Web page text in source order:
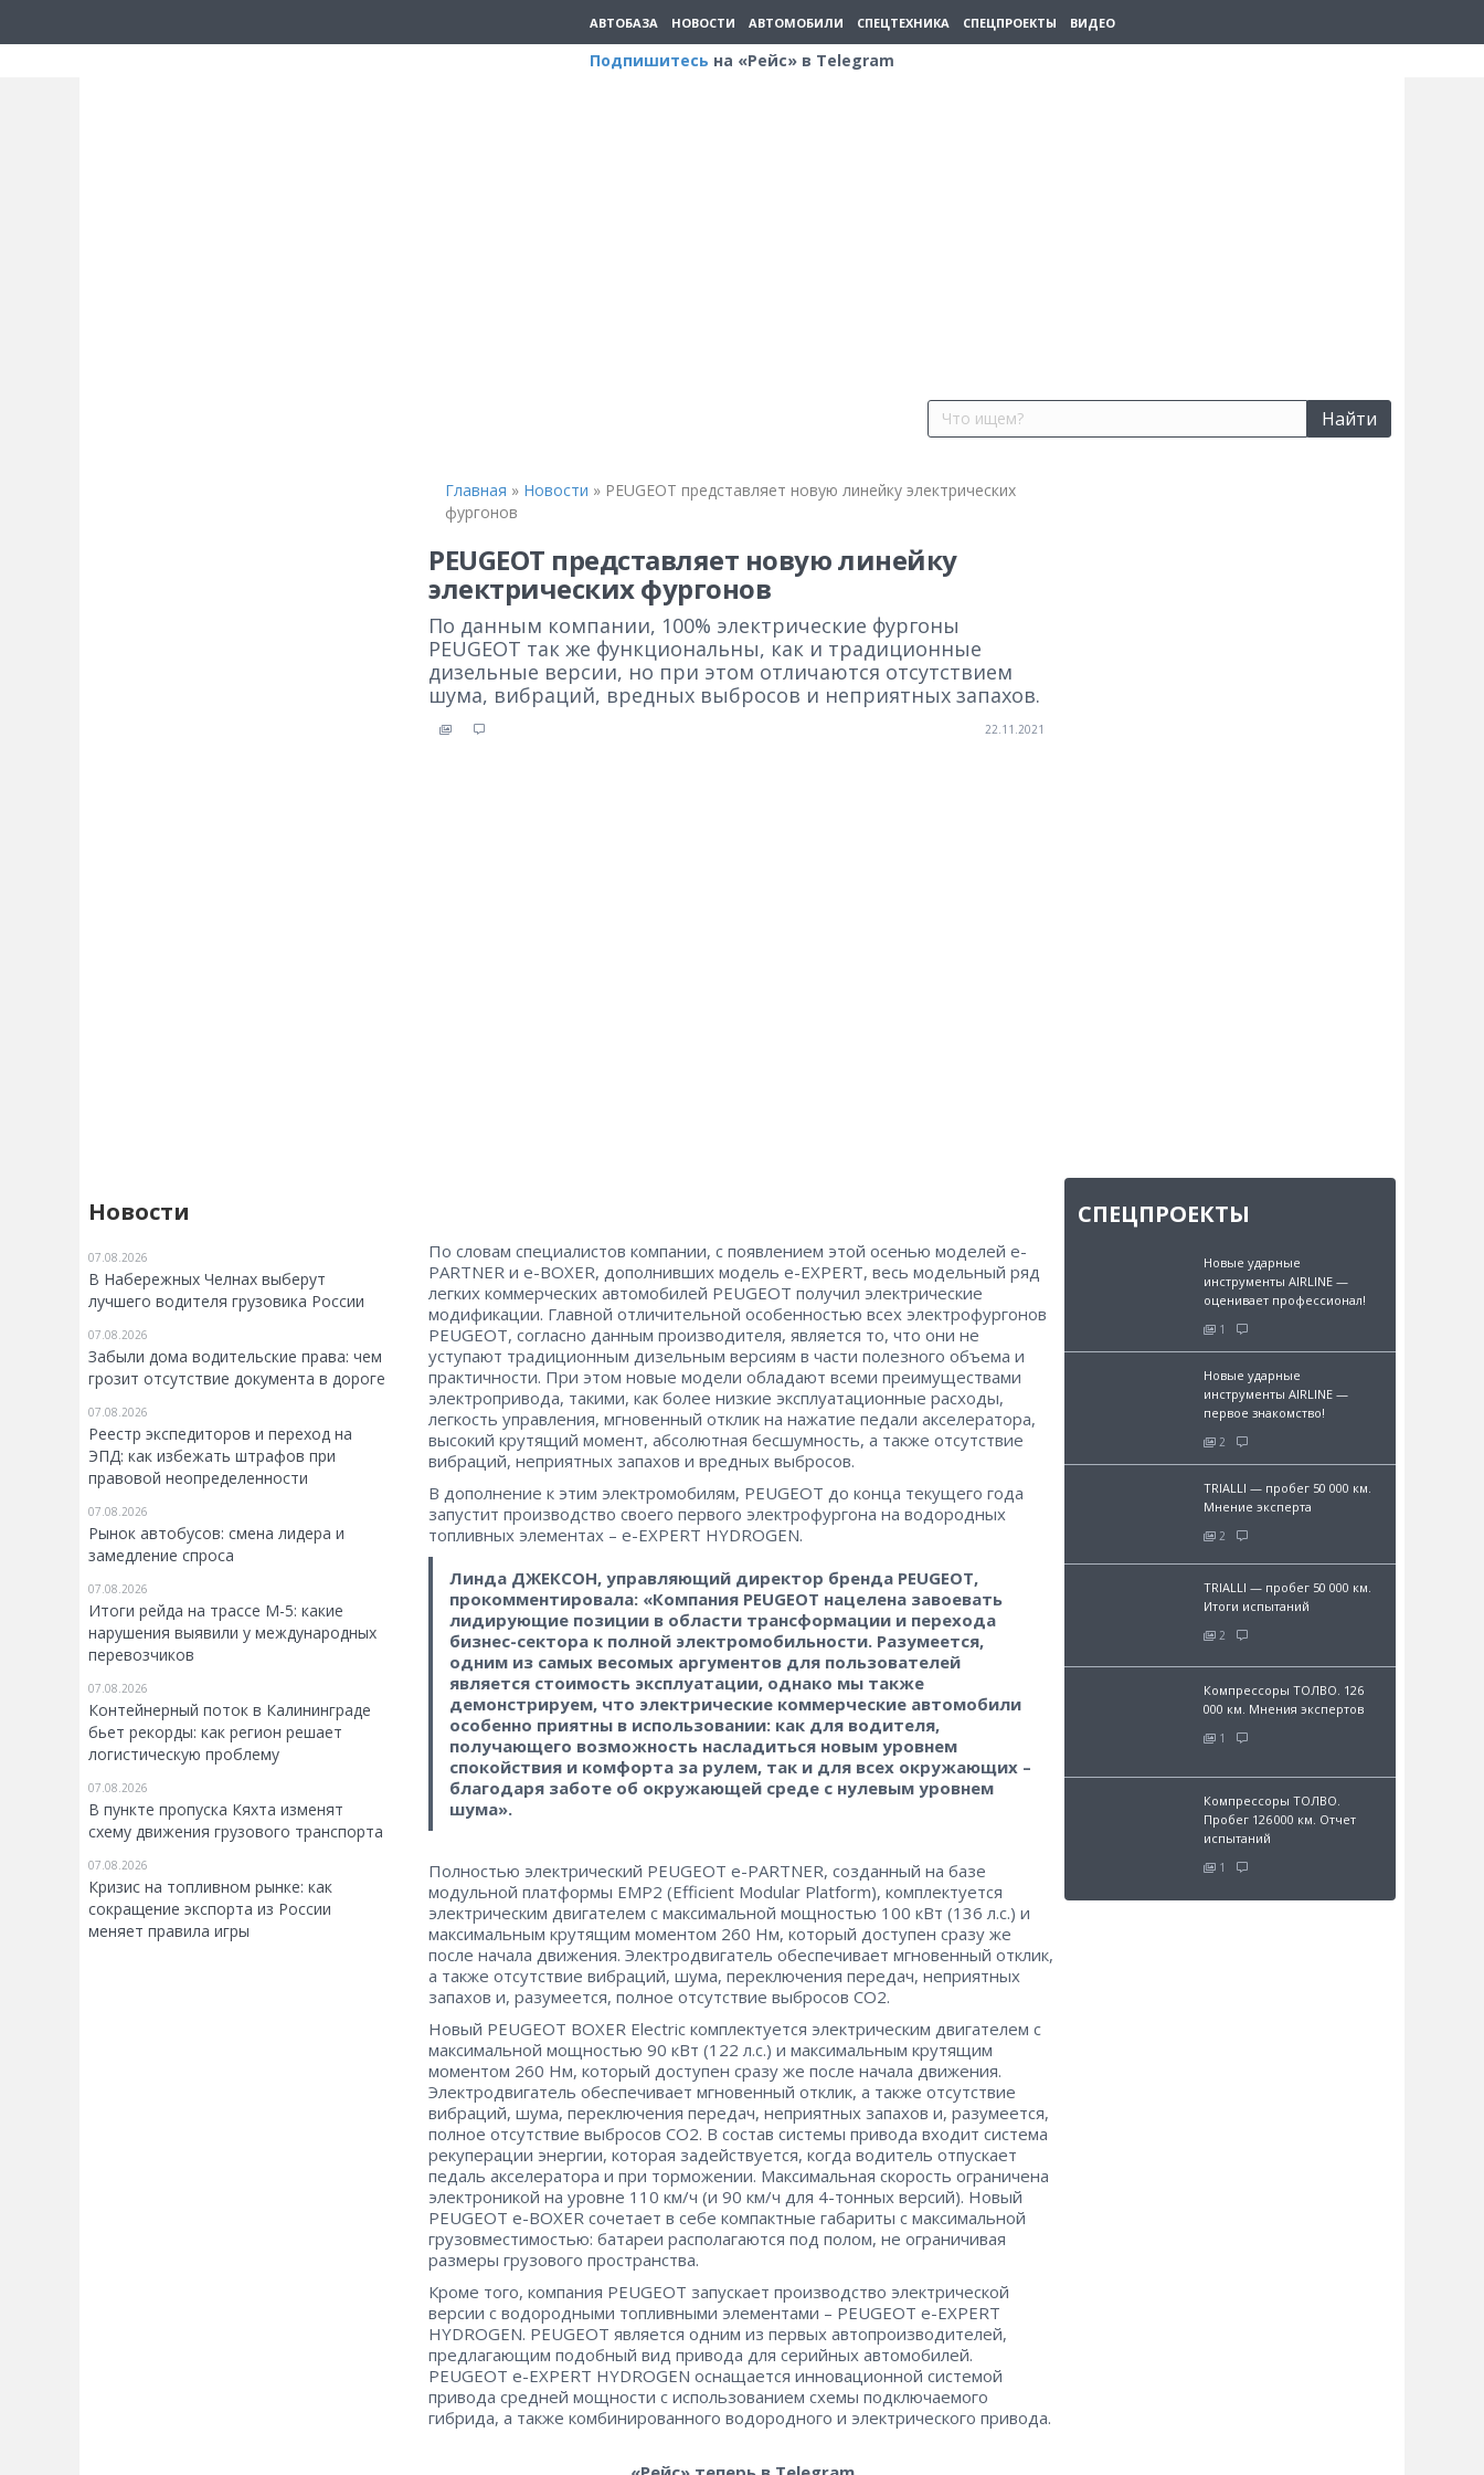
АВТОБАЗА НОВОСТИ АВТОМОБИЛИ СПЕЦТЕХНИКА СПЕЦПРОЕКТЫ ВИДЕО
Подпишитесь на «Рейс» в Telegram
Найти
Новости
07.08.2026
В Набережных Челнах выберут
лучшего водителя грузовика России
07.08.2026
Забыли дома водительские права: чем
грозит отсутствие документа в дороге
07.08.2026
Реестр экспедиторов и переход на
ЭПД: как избежать штрафов при
правовой неопределенности
07.08.2026
Рынок автобусов: смена лидера и
замедление спроса
07.08.2026
Итоги рейда на трассе М-5: какие
нарушения выявили у международных
перевозчиков
07.08.2026
Контейнерный поток в Калининграде
бьет рекорды: как регион решает
логистическую проблему
07.08.2026
В пункте пропуска Кяхта изменят
схему движения грузового транспорта
07.08.2026
Кризис на топливном рынке: как
сокращение экспорта из России
меняет правила игры
Главная » Новости » PEUGEOT представляет новую линейку электрических
фургонов
PEUGEOT представляет новую линейку
электрических фургонов
По данным компании, 100% электрические фургоны
PEUGEOT так же функциональны, как и традиционные
дизельные версии, но при этом отличаются отсутствием
шума, вибраций, вредных выбросов и неприятных запахов.
22.11.2021
По словам специалистов компании, с появлением этой осенью моделей e-
PARTNER и e-BOXER, дополнивших модель e-EXPERT, весь модельный ряд
легких коммерческих автомобилей PEUGEOT получил электрические
модификации. Главной отличительной особенностью всех электрофургонов
PEUGEOT, согласно данным производителя, является то, что они не
уступают традиционным дизельным версиям в части полезного объема и
практичности. При этом новые модели обладают всеми преимуществами
электропривода, такими, как более низкие эксплуатационные расходы,
легкость управления, мгновенный отклик на нажатие педали акселератора,
высокий крутящий момент, абсолютная бесшумность, а также отсутствие
вибраций, неприятных запахов и вредных выбросов.
В дополнение к этим электромобилям, PEUGEOT до конца текущего года
запустит производство своего первого электрофургона на водородных
топливных элементах – e-EXPERT HYDROGEN.
Линда ДЖЕКСОН, управляющий директор бренда PEUGEOT,
прокомментировала: «Компания PEUGEOT нацелена завоевать
лидирующие позиции в области трансформации и перехода
бизнес-сектора к полной электромобильности. Разумеется,
одним из самых весомых аргументов для пользователей
является стоимость эксплуатации, однако мы также
демонстрируем, что электрические коммерческие автомобили
особенно приятны в использовании: как для водителя,
получающего возможность насладиться новым уровнем
спокойствия и комфорта за рулем, так и для всех окружающих –
благодаря заботе об окружающей среде с нулевым уровнем
шума».
Полностью электрический PEUGEOT e-PARTNER, созданный на базе
модульной платформы EMP2 (Efficient Modular Platform), комплектуется
электрическим двигателем с максимальной мощностью 100 кВт (136 л.с.) и
максимальным крутящим моментом 260 Нм, который доступен сразу же
после начала движения. Электродвигатель обеспечивает мгновенный отклик,
а также отсутствие вибраций, шума, переключения передач, неприятных
запахов и, разумеется, полное отсутствие выбросов CO2.
Новый PEUGEOT BOXER Electric комплектуется электрическим двигателем с
максимальной мощностью 90 кВт (122 л.с.) и максимальным крутящим
моментом 260 Нм, который доступен сразу же после начала движения.
Электродвигатель обеспечивает мгновенный отклик, а также отсутствие
вибраций, шума, переключения передач, неприятных запахов и, разумеется,
полное отсутствие выбросов CO2. В состав системы привода входит система
рекуперации энергии, которая задействуется, когда водитель отпускает
педаль акселератора и при торможении. Максимальная скорость ограничена
электроникой на уровне 110 км/ч (и 90 км/ч для 4-тонных версий). Новый
PEUGEOT e-BOXER сочетает в себе компактные габариты с максимальной
грузовместимостью: батареи располагаются под полом, не ограничивая
размеры грузового пространства.
Кроме того, компания PEUGEOT запускает производство электрической
версии с водородными топливными элементами – PEUGEOT e-EXPERT
HYDROGEN. PEUGEOT является одним из первых автопроизводителей,
предлагающим подобный вид привода для серийных автомобилей.
PEUGEOT e-EXPERT HYDROGEN оснащается инновационной системой
привода средней мощности с использованием схемы подключаемого
гибрида, а также комбинированного водородного и электрического привода.
СПЕЦПРОЕКТЫ
Новые ударные
инструменты AIRLINE —
оценивает профессионал!
1
Новые ударные
инструменты AIRLINE —
первое знакомство!
2
TRIALLI — пробег 50 000 км.
Мнение эксперта
2
TRIALLI — пробег 50 000 км.
Итоги испытаний
2
Компрессоры ТОЛВО. 126
000 км. Мнения экспертов
1
Компрессоры ТОЛВО.
Пробег 126 000 км. Отчет
испытаний
1